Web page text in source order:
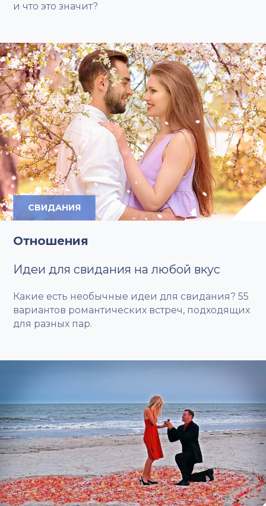
и что это значит?
СВИДАНИЯ
Отношения
Идеи для свидания на любой вкус
Какие есть необычные идеи для свидания? 55
вариантов романтических встреч, подходящих
для разных пар.